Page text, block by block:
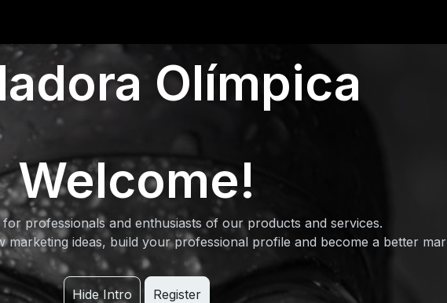
Olímpica
Welcome!
professionals and enthusiasts of our products and services.
marketing ideas, build your professional profile and become a better
Hide Intro Register